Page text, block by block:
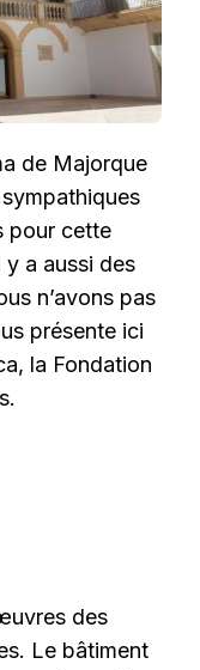
de Majorque
pour cette
y a aussi des
n’avons pas
présente ici
la Fondation
des
Le bâtiment